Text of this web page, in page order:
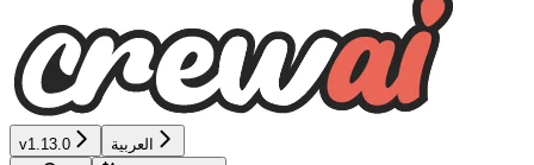
v1.13.0 العربية